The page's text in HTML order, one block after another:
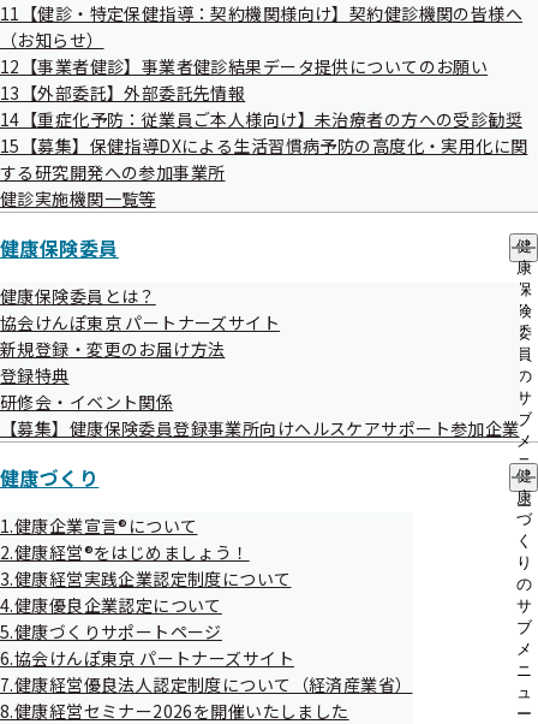
11【健診・特定保健指導：契約機関様向け】契約健診機関の皆様へ
（お知らせ）
12【事業者健診】事業者健診結果データ提供についてのお願い
13【外部委託】外部委託先情報
14【重症化予防：従業員ご本人様向け】未治療者の方への受診勧奨
15【募集】保健指導DXによる生活習慣病予防の高度化・実用化に関
する研究開発への参加事業所
健診実施機関一覧等
健康保険委員
健
康
保
険
委
員
の
サ
ブ
メ
ニ
ュ
ー
健康保険委員とは？
協会けんぽ東京 パートナーズサイト
新規登録・変更のお届け方法
登録特典
研修会・イベント関係
【募集】健康保険委員登録事業所向けヘルスケアサポート参加企業
健康づくり
健
康
づ
く
り
の
サ
ブ
メ
ニ
ュ
ー
1.健康企業宣言®について
2.健康経営®をはじめましょう！
3.健康経営実践企業認定制度について
4.健康優良企業認定について
5.健康づくりサポートページ
6.協会けんぽ東京 パートナーズサイト
7.健康経営優良法人認定制度について（経済産業省）
8.健康経営セミナー2026を開催いたしました
よくあるご質問
令和08年08月06日
【健康優良企業認定制度に取組んでいる皆様へ】
令和8年4月より「健康企業宣言STEP1実施結果レポート」
が変わります。変更の詳細は下記からご確認ください。
健康企業宣言STEP1実施結果レポート変更内容
【健康優良企業認定へのお申込みを検討されている皆様へ】
令和8年3月2日より、応募用紙提出用のFAX番号が変更とな
りました。
旧：03-6853-6568
新：03-3319-0332
応募用紙をお送りいただく際には、番号のお間違えの無いよ
うご注意ください。
「健康優良企業」とは？